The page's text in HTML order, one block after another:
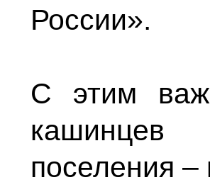
России».
С этим
кашинцев
поселения